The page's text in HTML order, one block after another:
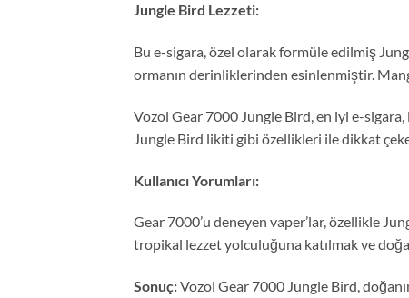
Jungle Bird Lezzeti:
Bu e-sigara, özel olarak formüle edilmiş
ormanın derinliklerinden esinlenmiştir.
Vozol Gear 7000 Jungle Bird, en iyi e-
Jungle Bird likiti gibi özellikleri ile dikkat
Kullanıcı Yorumları:
Gear 7000’u deneyen vaper’lar, özellikle
tropikal lezzet yolculuğuna katılmak ve
Sonuç:Vozol Gear 7000 Jungle Bird,